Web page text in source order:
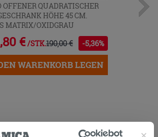
OFFENER QUADRATISCHER
HÖHE 45 CM.
MATRIX/OXIDGRAU
€ /STK.190,00 € -5,36%
WARENKORB LEGEN